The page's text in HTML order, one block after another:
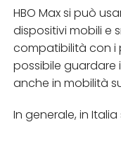
HBO Max si può
dispositivi mobili e
compatibilità con i
possibile guardare
anche in mobilità
In generale, in